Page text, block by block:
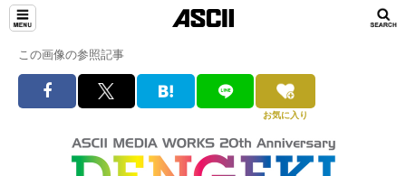
この画像の参照記事
お気に入り